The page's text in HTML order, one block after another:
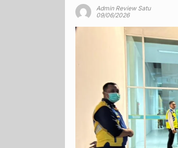
Admin Review Satu
09/06/2026